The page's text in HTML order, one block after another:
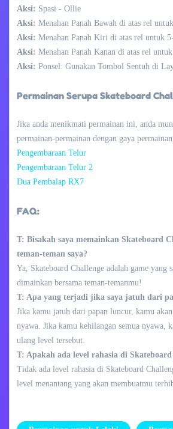
Aksi: Spasi - Ollie
Aksi: Menahan Panah Bawah di atas rel
Aksi: Menahan Panah Kiri di atas rel untuk
Aksi: Menahan Panah Kanan di atas rel
Aksi: Ponsel: Gunakan Tombol Sentuh di
Permainan Serupa Skateboard
Jika anda menikmati permainan ini, anda
permainan-permainan dengan gaya
Pengembaraan Telur
Pengembaraan Telur 2
Dua Pembalap RX7
FAQ:
T: Bisakah saya memainkan Skateboard
teman-teman saya?
Ya, Skateboard Challenge adalah game yang
dimainkan bersama teman-temanmu!
T: Apa yang terjadi jika saya jatuh dari
Jika kamu jatuh dari papan luncur, kamu
nyawa. Jika kamu kehilangan semua nyawa,
ulang level tersebut.
T: Apakah ada level rahasia di Skateboard
Tidak ada level rahasia di Skateboard
level menantang yang akan membuatmu